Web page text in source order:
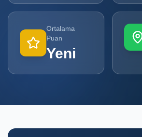
Kampanyalar
POPÜLER
KATEGORILER
Ortalama
Puan
Yeni